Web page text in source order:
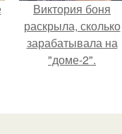
Виктория боня
раскрыла, сколько
зарабатывала на
"доме-2".